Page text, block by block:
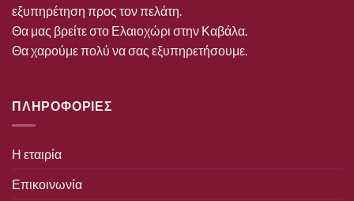
εξυπηρέτηση προς τον πελάτη.
Θα μας βρείτε στο Ελαιοχώρι στην Καβάλα.
Θα χαρούμε πολύ να σας εξυπηρετήσουμε.
ΠΛΗΡΟΦΟΡΙΕΣ
Η εταιρία
Επικοινωνία